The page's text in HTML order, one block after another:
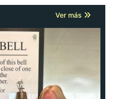
Ver más